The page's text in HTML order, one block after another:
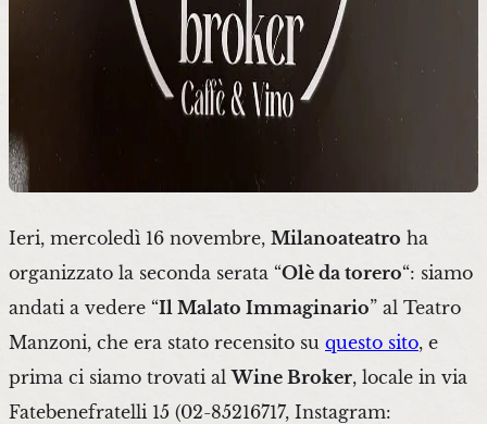
Ieri, mercoledì 16 novembre, Milanoateatro ha
organizzato la seconda serata “Olè da torero“: siamo
andati a vedere “Il Malato Immaginario” al Teatro
Manzoni, che era stato recensito su questo sito, e
prima ci siamo trovati alWine Broker, locale in via
Fatebenefratelli 15 (02-85216717, Instagram: